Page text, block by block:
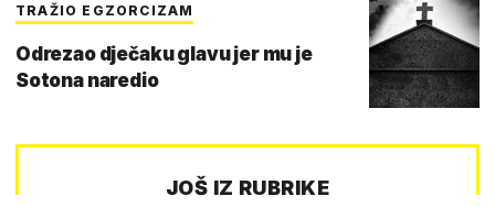
TRAŽIO EGZORCIZAM
Odrezao dječaku glavu jer mu je
Sotona naredio
JOŠ IZ RUBRIKE